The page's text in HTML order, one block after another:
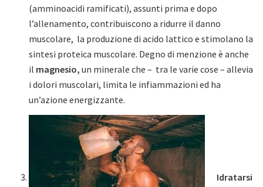
(amminoacidi ramificati), assunti prima e dopo
l’allenamento, contribuiscono a ridurre il danno
muscolare, la produzione di acido lattico e stimolano la
sintesi proteica muscolare. Degno di menzione è anche
il magnesio,un minerale che – tra le varie cose – allevia
i dolori muscolari, limita le infiammazioni ed ha
un’azione energizzante.
Idratarsi